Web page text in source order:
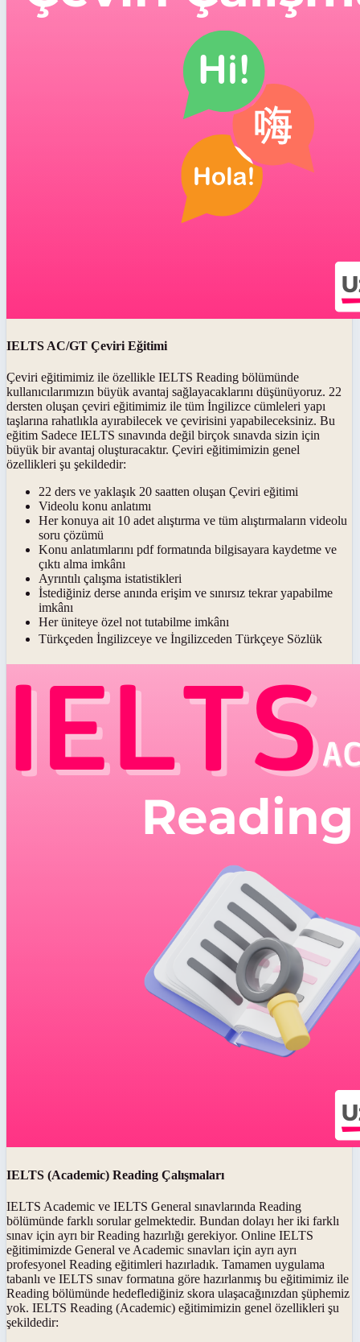
IELTS AC/GT Çeviri Eğitimi
Çeviri eğitimimiz ile özellikle IELTS Reading bölümünde
kullanıcılarımızın büyük avantaj sağlayacaklarını düşünüyoruz. 22
dersten oluşan çeviri eğitimimiz ile tüm İngilizce cümleleri yapı
taşlarına rahatlıkla ayırabilecek ve çevirisini yapabileceksiniz. Bu
eğitim Sadece IELTS sınavında değil birçok sınavda sizin için
büyük bir avantaj oluşturacaktır. Çeviri eğitimimizin genel
özellikleri şu şekildedir:
22 ders ve yaklaşık 20 saatten oluşan Çeviri eğitimi
Videolu konu anlatımı
Her konuya ait 10 adet alıştırma ve tüm alıştırmaların videolu
soru çözümü
Konu anlatımlarını pdf formatında bilgisayara kaydetme ve
çıktı alma imkânı
Ayrıntılı çalışma istatistikleri
İstediğiniz derse anında erişim ve sınırsız tekrar yapabilme
imkânı
Her üniteye özel not tutabilme imkânı
Türkçeden İngilizceye ve İngilizceden Türkçeye Sözlük
IELTS (Academic) Reading Çalışmaları
IELTS Academic ve IELTS General sınavlarında Reading
bölümünde farklı sorular gelmektedir. Bundan dolayı her iki farklı
sınav için ayrı bir Reading hazırlığı gerekiyor. Online IELTS
eğitimimizde General ve Academic sınavları için ayrı ayrı
profesyonel Reading eğitimleri hazırladık. Tamamen uygulama
tabanlı ve IELTS sınav formatına göre hazırlanmış bu eğitimimiz ile
Reading bölümünde hedeflediğiniz skora ulaşacağınızdan şüphemiz
yok. IELTS Reading (Academic) eğitimimizin genel özellikleri şu
şekildedir: